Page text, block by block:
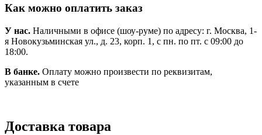
Как можно оплатить заказ
У нас. Наличными в офисе (шоу-руме) по адресу: г. Москва, 1-
я Новокузьминская ул., д. 23, корп. 1, с пн. по пт. с 09:00 до
18:00.
В банке. Оплату можно произвести по реквизитам,
указанным в счете
Доставка товара